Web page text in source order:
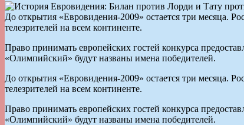
До открытия «Евровидения-2009» остается три месяца.
телезрителей на всем континенте.
Право принимать европейских гостей конкурса
«Олимпийский» будут названы имена победителей.
До открытия «Евровидения-2009» остается три месяца.
телезрителей на всем континенте.
Право принимать европейских гостей конкурса
«Олимпийский» будут названы имена победителей.